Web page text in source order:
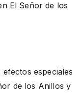
El Señor de los
especiales
de los Anillos y